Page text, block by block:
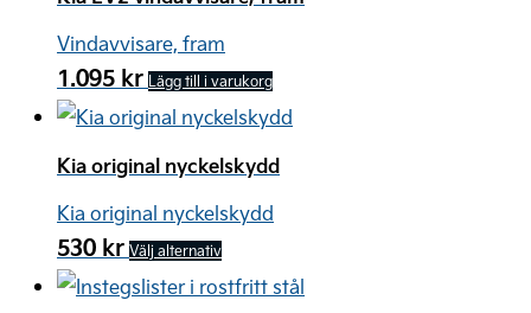
Vindavvisare, fram
1.095 kr Lägg till i varukorg
Kia original nyckelskydd
Kia original nyckelskydd
530 kr Välj alternativDen
här